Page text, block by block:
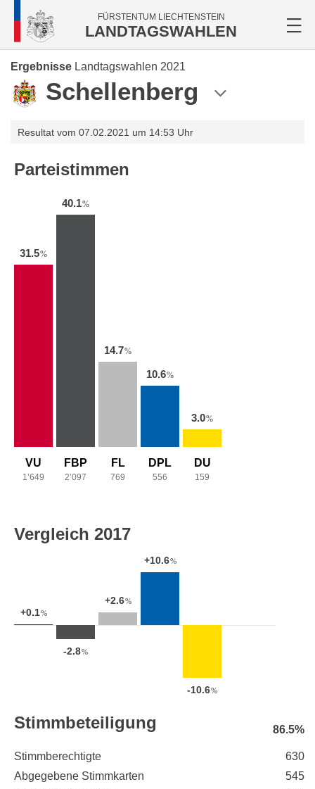
FÜRSTENTUM LIECHTENSTEIN
LANDTAGSWAHLEN
Ergebnisse Landtagswahlen 2021
Schellenberg
Resultat vom 07.02.2021 um 14:53 Uhr
Parteistimmen
31.5%
VU
1’649
40.1%
FBP
2’097
14.7%
FL
769
10.6%
DPL
556
3.0%
DU
159
Vergleich 2017
+0.1%
-2.8%
+2.6%
+10.6%
-10.6%
Stimmbeteiligung 86.5%
Stimmberechtigte
630
Abgegebene Stimmkarten
545